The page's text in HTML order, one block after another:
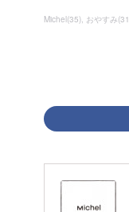
Michel(35) おやすみ(31